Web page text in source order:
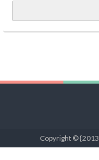
Copyright ©